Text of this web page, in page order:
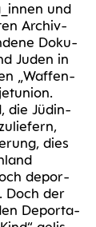
und
Archiv­
Doku­
Juden in
„Waf­fen­
die Jüdin­
dies
depor­
Doch der
Depor­ta­